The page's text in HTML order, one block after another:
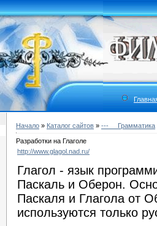
Начало » Каталог сайтов » ---__ Грамматика
Разработки на Глаголе
http://www.glagol.nad.ru/
Глагол - язык
Паскаль и Оберон.
Паскаля и Глагола от
используются только